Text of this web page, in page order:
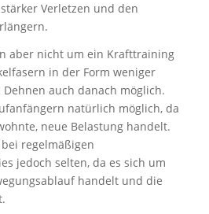
Verletzen und den
aber nicht um ein Krafttraining
in der Form weniger
auch danach möglich.
natürlich möglich, da
neue Belastung handelt.
regelmäßigen
jedoch selten, da es sich um
handelt und die